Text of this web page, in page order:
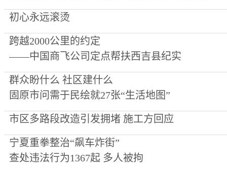
初心永远滚烫
跨越2000公里的约定
——中国商飞公司定点帮扶西吉县纪实
群众盼什么 社区建什么
固原市问需于民绘就27张“生活地图”
市区多路段改造引发拥堵 施工方回应
宁夏重拳整治“飙车炸街”
查处违法行为1367起 多人被拘